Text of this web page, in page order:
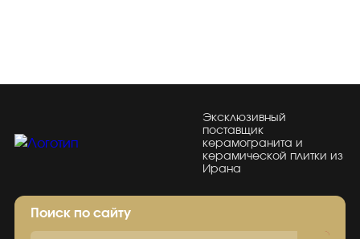
Эксклюзивный
поставщик
керамогранита и
керамической плитки из
Ирана
Поиск по сайту